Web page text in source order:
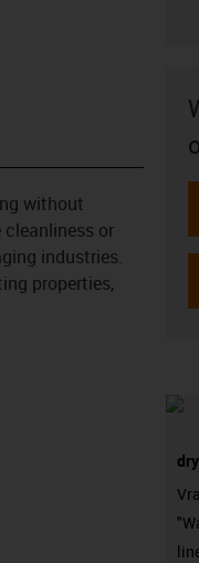
without
or
industries.
properties,